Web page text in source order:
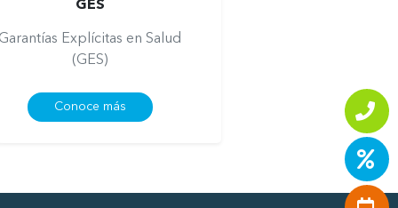
GES
Garantías Explícitas en Salud
(GES)
Conoce más